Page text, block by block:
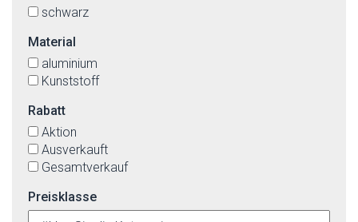
schwarz
Material
aluminium
Kunststoff
Rabatt
Aktion
Ausverkauft
Gesamtverkauf
Preisklasse